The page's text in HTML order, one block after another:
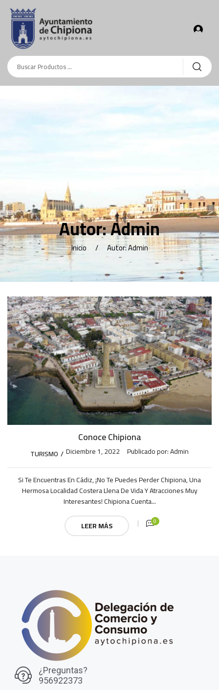
Autor:Admin
Inicio Autor: Admin
Conoce Chipiona
TURISMO Diciembre 1, 2022 Publicado por:Admin
Si Te Encuentras En Cádiz, ¡no Te Puedes Perder Chipiona, Una
Hermosa Localidad Costera Llena De Vida Y Atracciones Muy
Interesantes! Chipiona Cuenta...
LEER MÁS
0
¿Preguntas?
956922373